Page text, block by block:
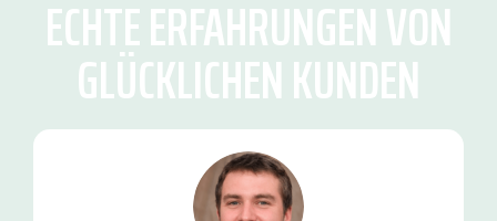
ECHTE ERFAHRUNGEN VON
GLÜCKLICHEN KUNDEN